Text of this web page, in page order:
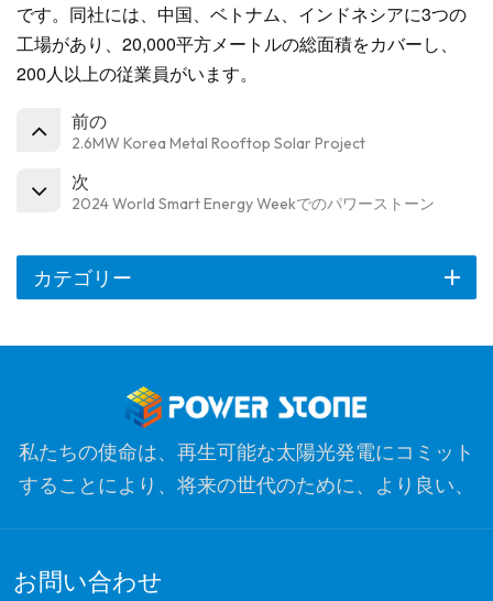
です。同社には、中国、ベトナム、インドネシアに3つの
工場があり、20,000平方メートルの総面積をカバーし、
200人以上の従業員がいます。
前の
2.6MW Korea Metal Rooftop Solar Project
次
2024 World Smart Energy Weekでのパワーストーン
カテゴリー
私たちの使命は、再生可能な太陽光発電にコミット
することにより、将来の世代のために、より良い、
り、品質、プロフェッショナリズム、イノベーショ
お問い合わせ